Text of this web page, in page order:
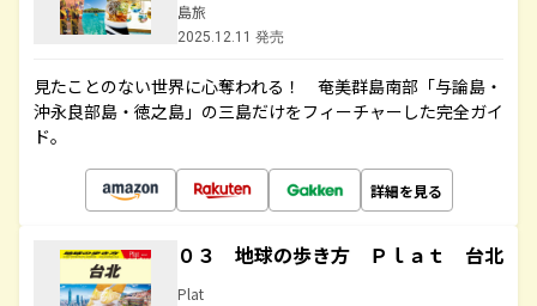
島旅
2025.12.11 発売
見たことのない世界に心奪われる！ 奄美群島南部「与論島・
沖永良部島・徳之島」の三島だけをフィーチャーした完全ガイ
ド。
詳細を見る
０３ 地球の歩き方 Ｐｌａｔ 台北
Plat